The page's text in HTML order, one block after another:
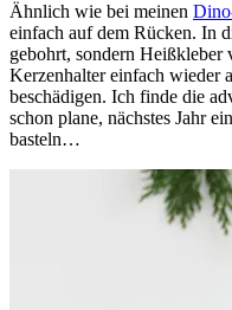
Ähnlich wie bei meinen
einfach auf dem Rücken. In
gebohrt, sondern Heißkleber
Kerzenhalter einfach wieder
beschädigen. Ich finde die
schon plane, nächstes Jahr
basteln…